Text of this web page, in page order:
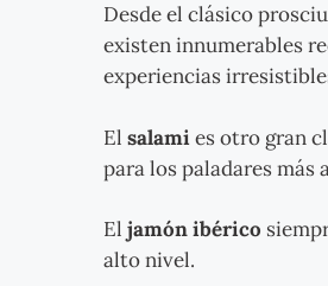
Desde el clásico
existen innumerables
experiencias
El salamies otro gran
para los paladares más
El jamón ibérico
alto nivel.